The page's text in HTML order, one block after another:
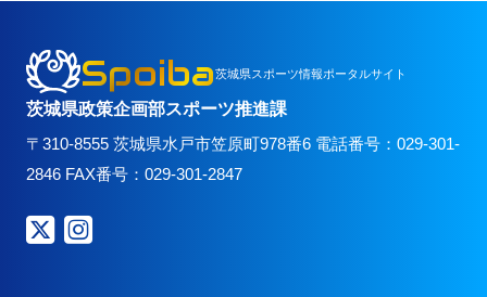
Spoiba茨城県スポーツ情報ポータルサイト
茨城県政策企画部スポーツ推進課
〒310-8555 茨城県水戸市笠原町978番6 電話番号：029-301-
2846 FAX番号：029-301-2847